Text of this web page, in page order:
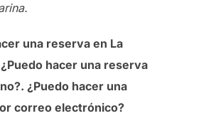
una reserva en La
¿Puedo hacer una reserva
¿Puedo hacer una
correo electrónico?